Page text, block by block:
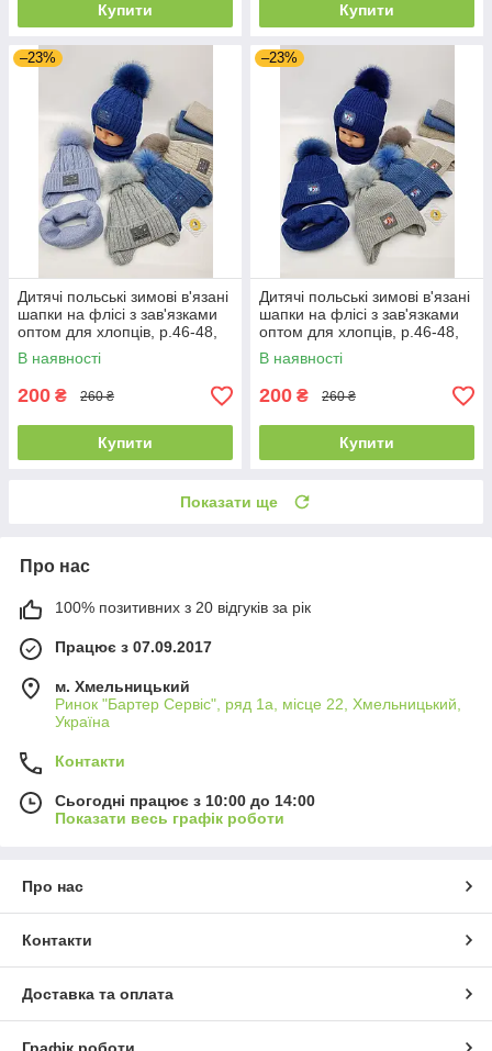
Купити Купити
–23%
Дитячі польські зимові в'язані
шапки на флісі з зав'язками
оптом для хлопців, р.46-48,
Ambra (Польща)
В наявності
200 ₴ 260 ₴
Купити
–23%
Дитячі польські зимові в'язані
шапки на флісі з зав'язками
оптом для хлопців, р.46-48,
Ambra (Польща)
В наявності
200 ₴ 260 ₴
Купити
Показати ще
Про нас
100% позитивних з 20 відгуків за рік
Працює з 07.09.2017
м. Хмельницький
Ринок "Бартер Сервіс", ряд 1а, місце 22, Хмельницький,
Україна
Контакти
Сьогодні працює з 10:00 до 14:00
Показати весь графік роботи
Про нас
Контакти
Доставка та оплата